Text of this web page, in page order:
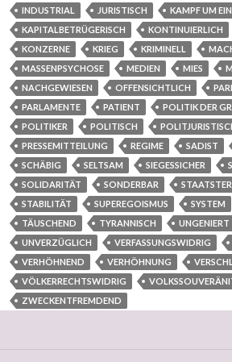
INDUSTRIAL
JURISTISCH
KAMPF UM
KAPITALBETRÜGERISCH
KONTINUIERLICH
KONZERNE
KRIEG KRIMINELL
MASSENPSYCHOSE
MEDIEN MIES
NACHGEWIESEN
OFFENSICHTLICH
PARLAMENTE
PATIENT
POLITIK DER
POLITIKER
POLITISCH
PRESSEMITTEILUNG
REGIME SADIST
SCHÄBIG
SELTSAM SIEGESSICHER
SOLIDARITÄT
SONDERBAR
STABILITÄT
SUPEREGOISMUS SYSTEM
TÄUSCHEND
TYRANNISCH UNGENIERT
UNVERZÜGLICH
VERFASSUNGSWIDRIG
VERHÖHNEND
VERHÖHNUNG
VÖLKERRECHTSWIDRIG
ZWECKENTFREMDEND